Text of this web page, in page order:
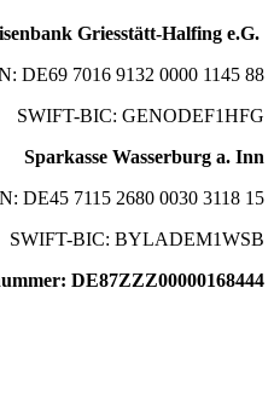
Griesstätt-Halfing e.G.
DE69 7016 9132 0000 1145 88
SWIFT-BIC: GENODEF1HFG
Sparkasse Wasserburg a. Inn
DE45 7115 2680 0030 3118 15
SWIFT-BIC: BYLADEM1WSB
DE87ZZZ00000168444